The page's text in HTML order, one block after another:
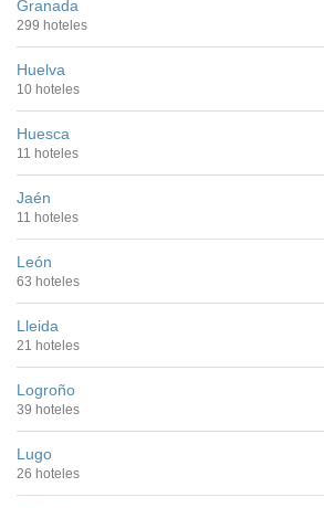
Granada
299 hoteles
Huelva
10 hoteles
Huesca
11 hoteles
Jaén
11 hoteles
León
63 hoteles
Lleida
21 hoteles
Logroño
39 hoteles
Lugo
26 hoteles